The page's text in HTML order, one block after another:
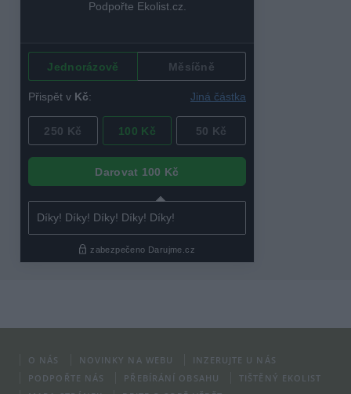
O NÁS NOVINKY NA WEBU
INZERUJTE U NÁS
PODPOŘTE NÁS
PŘEBÍRÁNÍ OBSAHU
TIŠTĚNÝ EKOLIST